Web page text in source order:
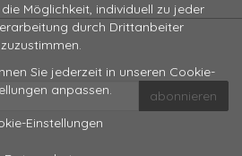
Möglichkeit, individuell zu jeder
durch Drittanbeiter
zuzustimmen.
Sie jederzeit in unseren Cookie-
anpassen.
Einstellungen
abonnieren